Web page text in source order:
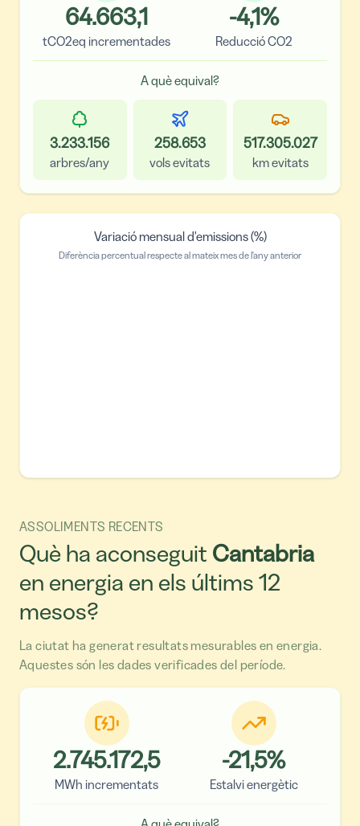
64.663,1
tCO2eq incrementades
-4,1%
Reducció CO2
A què equival?
3.233.156
arbres/any
258.653
vols evitats
517.305.027
km evitats
Variació mensual d'emissions (%)
Diferència percentual respecte al mateix mes de l'any anterior
ASSOLIMENTS RECENTS
Què ha aconseguit Cantabria
en energia en els últims 12
mesos?
La ciutat ha generat resultats mesurables en energia.
Aquestes són les dades verificades del període.
2.745.172,5
MWh incrementats
-21,5%
Estalvi energètic